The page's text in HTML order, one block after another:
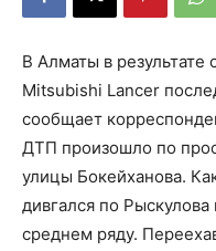
В Алматы в результате
Mitsubishi Lancer
сообщает
ДТП произошло по
улицы Бокейханова.
дивгался по
среднем ряду.